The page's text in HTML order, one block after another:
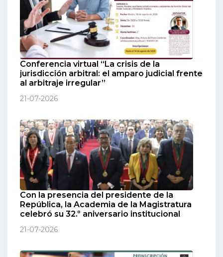
Conferencia virtual “La crisis de la
jurisdicción arbitral: el amparo judicial frente
al arbitraje irregular”
21-07-2026
Con la presencia del presidente de la
República, la Academia de la Magistratura
celebró su 32.º aniversario institucional
21-07-2026